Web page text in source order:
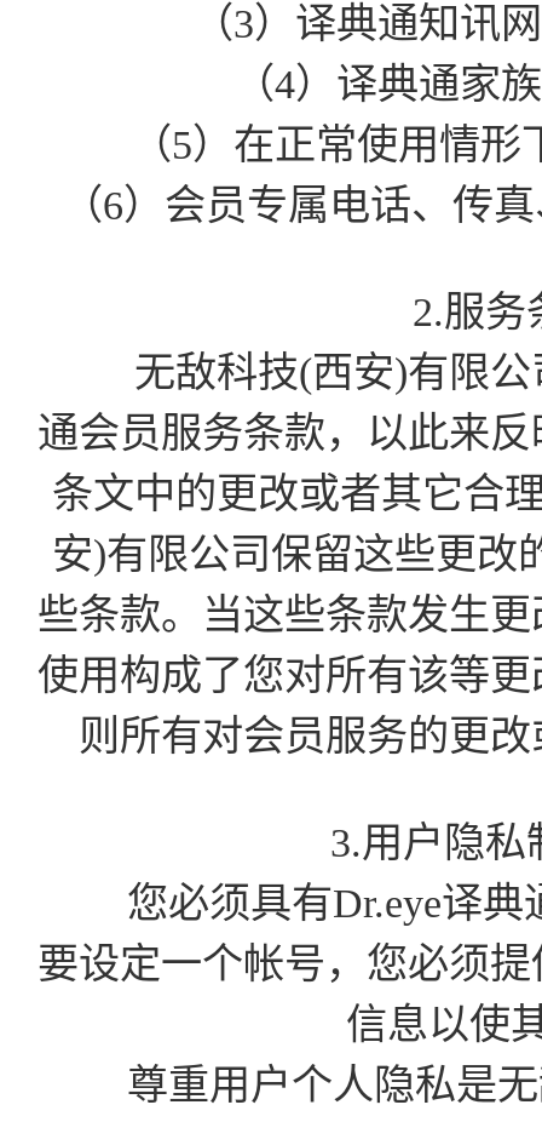
（3）译典通知讯
（4）译典通家
（5）在正常使用情
（6）会员专属电话、传
2.服务
无敌科技(西安)有限公
通会员服务条款，以此来
条文中的更改或者其它合
安)有限公司保留这些更改
些条款。当这些条款发生
使用构成了您对所有该等
则所有对会员服务的更
3.用户隐私
您必须具有Dr.eye译典
要设定一个帐号，您必须
信息以使
尊重用户个人隐私是无